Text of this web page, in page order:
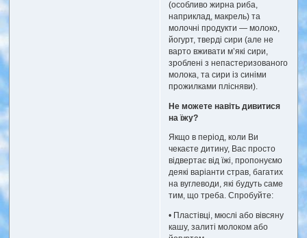
(особливо жирна риба,
наприклад, макрель) та
молочні продукти — молоко,
йогурт, тверді сири (але не
варто вживати м’які сири,
зроблені з непастеризованого
молока, та сири із синіми
прожилками плісняви).
Не можете навіть дивитися
на їжу?
Якщо в період, коли Ви
чекаєте дитину, Вас просто
відвертає від їжі, пропонуємо
деякі варіанти страв, багатих
на вуглеводи, які будуть саме
тим, що треба. Спробуйте:
• Пластівці, мюслі або вівсяну
кашу, залиті молоком або